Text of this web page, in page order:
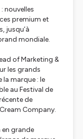
nouvelles
premium et
jusqu’à
mondiale.
of Marketing &
les grands
marque : le
au Festival de
de
Company.
grande